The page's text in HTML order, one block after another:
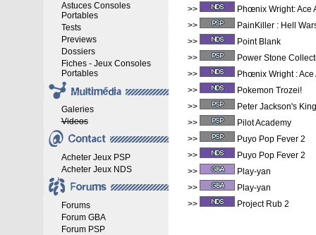
Astuces Consoles
Portables
Tests
Previews
Dossiers
Fiches - Jeux Consoles
Portables
Galeries
Videos
Acheter Jeux PSP
Acheter Jeux NDS
Forums
Forum GBA
Forum PSP
>>
Phœnix Wright: Ace
>>
PainKiller : Hell
>>
Point Blank
>>
Power Stone
>>
Phœnix Wright : Ace
>>
Pokemon Trozei!
>>
Peter Jackson's
>>
Pilot Academy
>>
Puyo Pop Fever 2
>>
Puyo Pop Fever 2
>>
Play-yan
>>
Play-yan
>>
Project Rub 2